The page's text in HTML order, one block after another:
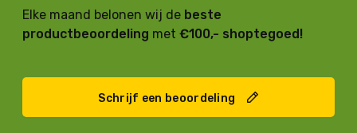
Elke maand belonen wij de beste
productbeoordeling met €100,- shoptegoed!
Schrijf een beoordeling